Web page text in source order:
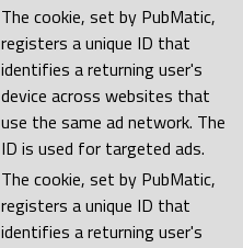
The cookie, set by PubMatic,
registers a unique ID that
identifies a returning user's
device across websites that
use the same ad network. The
ID is used for targeted ads.
The cookie, set by PubMatic,
registers a unique ID that
identifies a returning user's